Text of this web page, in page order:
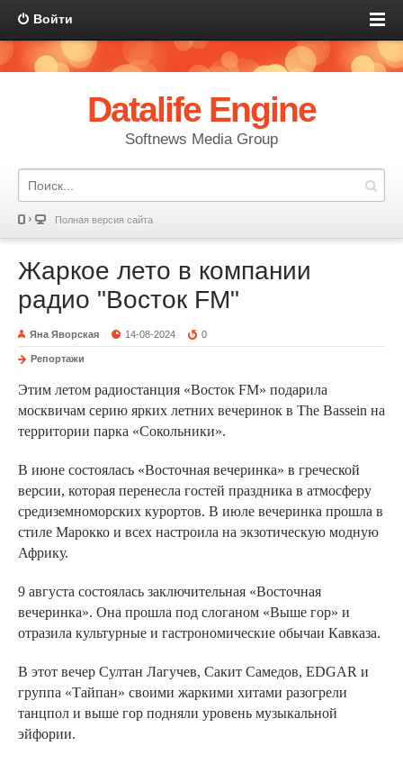
Войти
Datalife Engine
Softnews Media Group
Полная версия сайта
Жаркое лето в компании
радио "Восток FM"
Яна Яворская 14-08-2024 0
Репортажи
Этим летом радиостанция «Восток FM» подарила
москвичам серию ярких летних вечеринок в The Bassein на
территории парка «Сокольники».
В июне состоялась «Восточная вечеринка» в греческой
версии, которая перенесла гостей праздника в атмосферу
средиземноморских курортов. В июле вечеринка прошла в
стиле Марокко и всех настроила на экзотическую модную
Африку.
9 августа состоялась заключительная «Восточная
вечеринка». Она прошла под слоганом «Выше гор» и
отразила культурные и гастрономические обычаи Кавказа.
В этот вечер Султан Лагучев, Сакит Самедов, EDGAR и
группа «Тайпан» своими жаркими хитами разогрели
танцпол и выше гор подняли уровень музыкальной
эйфории.